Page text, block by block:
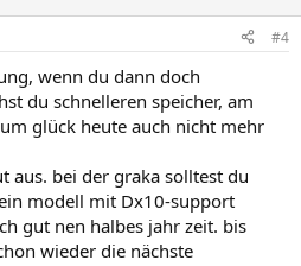
#4
wenn du dann doch
du schnelleren speicher, am
glück heute auch nicht mehr
aus. bei der graka solltest du
modell mit Dx10-support
gut nen halbes jahr zeit. bis
wieder die nächste